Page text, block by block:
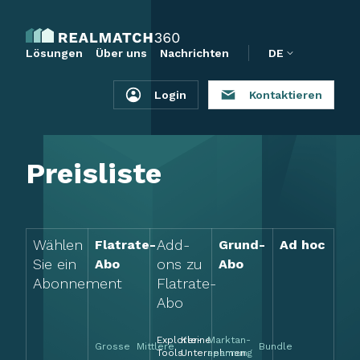
Lösungen Über uns Nachrichten DE
Login Kontaktieren
Preisliste
Wählen
Sie ein
Abonnement
Flatrate-
Abo
Grosse Mittlere
Kleine
Unternehmen
Add-
ons zu
Flatrate-
Abo
Explorer-
Tools
Marktan-
spannung
Bundle
Grund-
Abo
Ad hoc